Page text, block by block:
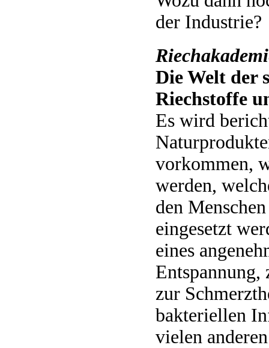
der Industrie?
Die Welt der
Riechstoffe
Es wird
vorkommen,
werden,
den
eingesetzt
eines
Entspannung,
zur
bakteriellen
vielen